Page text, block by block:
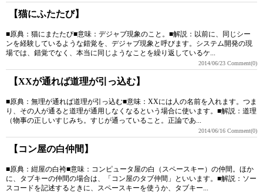
【猫にふたたび】
■原典：猫にまたたび■意味：デジャブ現象のこと。■解説：以前に、同じシー
ンを経験しているような錯覚を、デジャブ現象と呼びます。システム開発の現
場では、錯覚でなく、本当に同じようなことを繰り返しているケ...
2014/06/23 Comment(0)
【XXが通れば道理が引っ込む】
■原典：無理が通れば道理が引っ込む■意味：XXには人の名前を入れます。つま
り、その人が通ると道理が通用しなくなるという場合に使います。■解説：道理
（物事の正しいすじみち。すじが通っていること。正論であ...
2014/06/16 Comment(0)
【コン屋の白仲間】
■原典：紺屋の白袴■意味：コンピュータ屋の白（スペースキー）の仲間。ほか
に、タブキーの仲間の場合は、「コン屋のタブ仲間」といいます。■解説：ソー
スコードを記述するときに、スペースキーを使うか、タブキー...